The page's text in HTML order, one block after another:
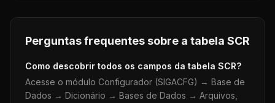
Perguntas frequentes sobre a tabela SCR
Como descobrir todos os campos da tabela SCR?
Acesse o módulo Configurador (SIGACFG) → Base de
Dados → Dicionário → Bases de Dados → Arquivos,